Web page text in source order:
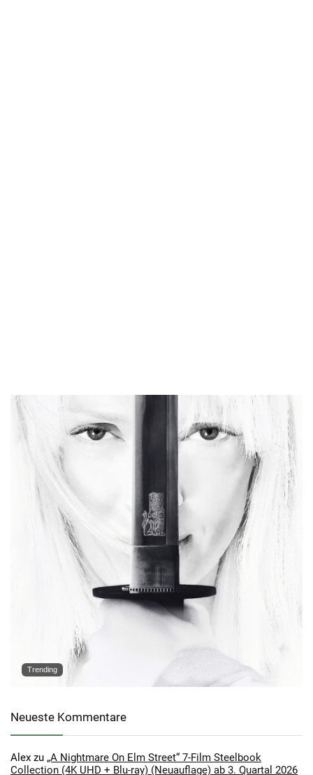
Trending
Neueste Kommentare
Alex zu „A Nightmare On Elm Street“ 7-Film Steelbook
Collection (4K UHD + Blu-ray) (Neuauflage) ab 3. Quartal 2026